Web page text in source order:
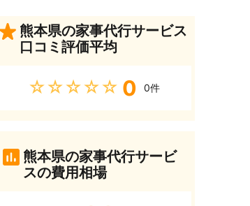
熊本県の家事代行サービス
口コミ評価平均
★★★★★ 0 0件
熊本県の家事代行サービ
スの費用相場